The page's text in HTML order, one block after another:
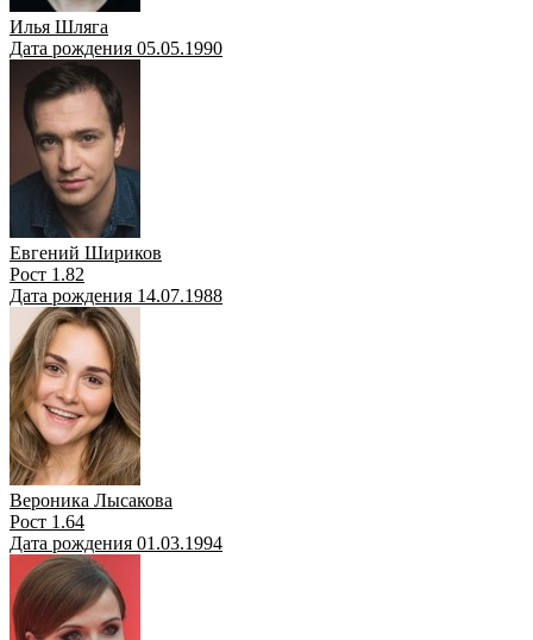
Илья Шляга
Дата рождения 05.05.1990
Евгений Шириков
Рост 1.82
Дата рождения 14.07.1988
Вероника Лысакова
Рост 1.64
Дата рождения 01.03.1994